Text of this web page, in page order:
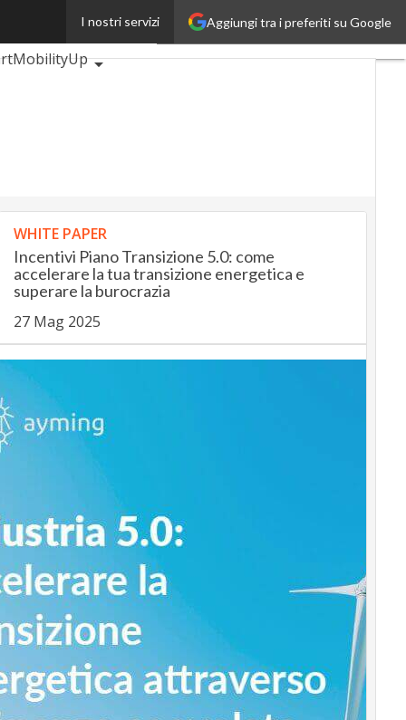
Aggiungi tra i preferiti su Google
I nostri servizi
BankingUp
WHITE PAPER
Incentivi Piano Transizione 5.0: come
accelerare la tua transizione energetica e
superare la burocrazia
27 Mag 2025